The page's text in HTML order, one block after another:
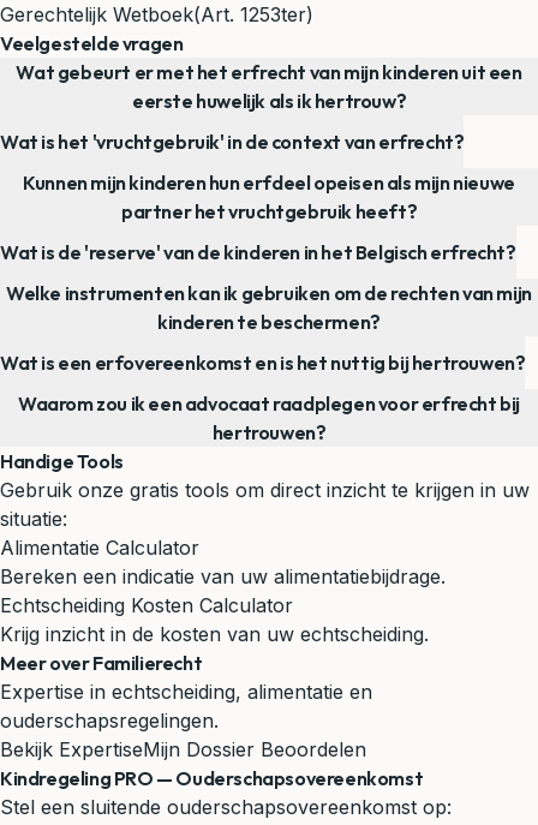
Gerechtelijk Wetboek(Art. 1253ter)
Veelgestelde vragen
Wat gebeurt er met het erfrecht van mijn kinderen uit een
eerste huwelijk als ik hertrouw?
Wat is het 'vruchtgebruik' in de context van erfrecht?
Kunnen mijn kinderen hun erfdeel opeisen als mijn nieuwe
partner het vruchtgebruik heeft?
Wat is de 'reserve' van de kinderen in het Belgisch erfrecht?
Welke instrumenten kan ik gebruiken om de rechten van mijn
kinderen te beschermen?
Wat is een erfovereenkomst en is het nuttig bij hertrouwen?
Waarom zou ik een advocaat raadplegen voor erfrecht bij
hertrouwen?
Handige Tools
Gebruik onze gratis tools om direct inzicht te krijgen in uw
situatie:
Alimentatie Calculator
Bereken een indicatie van uw alimentatiebijdrage.
Echtscheiding Kosten Calculator
Krijg inzicht in de kosten van uw echtscheiding.
Meer over Familierecht
Expertise in echtscheiding, alimentatie en
ouderschapsregelingen.
Bekijk ExpertiseMijn Dossier Beoordelen
Kindregeling PRO — Ouderschapsovereenkomst
Stel een sluitende ouderschapsovereenkomst op: